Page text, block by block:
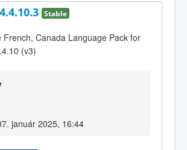
Stable
French, Canada Language Pack for
(v3)
január 2025, 16:44